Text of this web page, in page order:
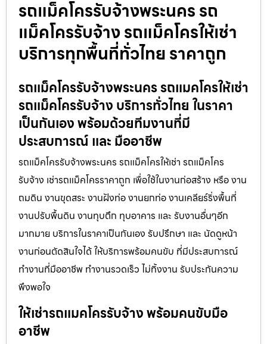
รถแม็คโครรับจ้างพระนคร รถ
แม็คโครรับจ้าง รถแม็คโครให้เช่า
บริการทุกพื้นที่ทั่วไทย ราคาถูก
รถแม็คโครรับจ้างพระนคร รถแมคโครให้เช่า
รถแม็คโครรับจ้าง บริการทั่วไทย ในราคา
เป็นกันเอง พร้อมด้วยทีมงานที่มี
ประสบการณ์ และ มืออาชีพ
รถแม็คโครรับจ้างพระนคร รถแม็คโครให้เช่า รถแม็คโคร
รับจ้าง เช่ารถแม็คโครราคาถูก เพื่อใช้ในงานก่อสร้าง หรือ งาน
ถมดิน งานขุดสระ งานฝังท่อ งานยกท่อ งานเคลียร์ริ่งพื้นที่
งานปรับพื้นดิน งานทุบตึก ทุบอาคาร และ รับงานอื่นๆอีก
มากมาย บริการในราคาเป็นกันเอง รับปรึกษา และ นัดดูหน้า
งานก่อนตัดสินใจได้ ให้บริการพร้อมคนขับ ที่มีประสบการณ์
ทำงานที่มืออาชีพ ทำงานรวดเร็ว ไม่ทิ้งงาน รับประกันความ
พึงพอใจ
ให้เช่ารถแมคโครรับจ้าง พร้อมคนขับมือ
อาชีพ